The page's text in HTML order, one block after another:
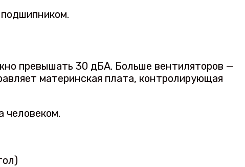
превышать 30 дБА. Больше вентиляторов —
материнская плата, контролирующая
человеком.